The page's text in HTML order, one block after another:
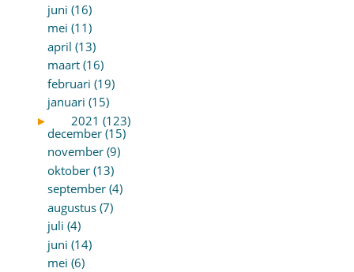
juni (16)
mei (11)
april (13)
maart (16)
februari (19)
januari (15)
►
2021 (123)
december (15)
november (9)
oktober (13)
september (4)
augustus (7)
juli (4)
juni (14)
mei (6)